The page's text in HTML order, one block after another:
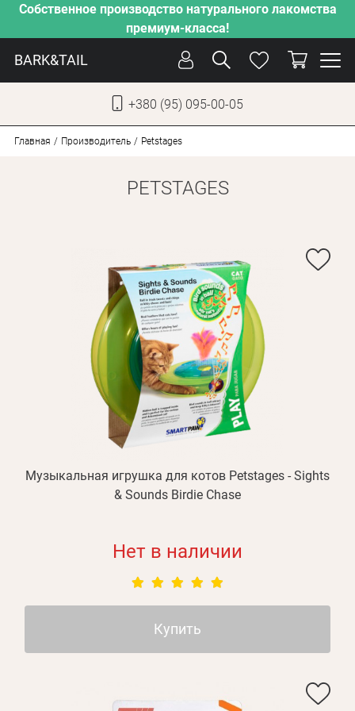
Собственное производство натурального лакомства
премиум-класса!
BARK&TAIL
+380 (95) 095-00-05
СОБАКИ
НАШЕ ПРОИЗВОДСТВО
НОВИНКИ
АКЦИИ
О КОМПАНИИ
БЛОГ
Оплата и доставка
Программа лояльности
Оптовым клиентам
+380 (95) 095-00-05
Главная Производитель Petstages
PETSTAGES
Музыкальная игрушка для котов Petstages - Sights
& Sounds Birdie Chase
Нет в наличии
Купить